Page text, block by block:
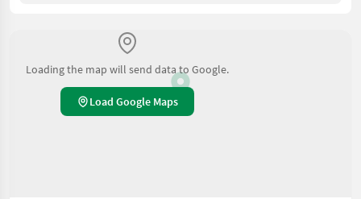
Loading the map will send data to Google.
Load Google Maps